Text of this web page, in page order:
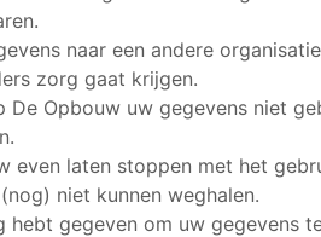
naar een andere
zorg gaat krijgen.
De Opbouw uw gegevens niet
even laten stoppen met het
niet kunnen weghalen.
hebt gegeven om uw gegevens